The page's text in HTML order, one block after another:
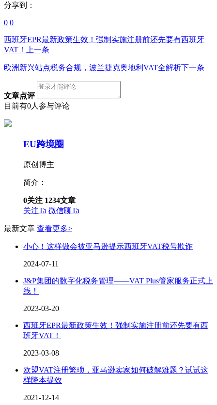
分享到：
0 0
西班牙EPR最新政策生效！强制实施注册前还先要有西班牙
VAT！
上一条
欧洲新兴站点税务合规，波兰捷克奥地利VAT全解析下一条
文章点评
目前有0人参与评论
EU跨境圈
原创博主
简介：
0关注 1234文章
关注Ta 微信聊Ta
最新文章 查看更多>
小心！这样做会被亚马逊提示西班牙VAT税号欺诈
2024-07-11
J&P集团的数字化税务管理——VAT Plus管家服务正式上
线！
2023-03-20
西班牙EPR最新政策生效！强制实施注册前还先要有西
班牙VAT！
2023-03-08
欧盟VAT注册繁琐，亚马逊卖家如何破解难题？试试这
样降本提效
2021-12-14